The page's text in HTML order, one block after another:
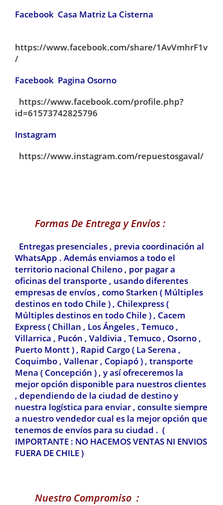
Facebook Casa Matriz La Cisterna
https://www.facebook.com/share/1AvVmhrF1v
/
Facebook Pagina Osorno
https://www.facebook.com/profile.php?
id=61573742825796
Instagram
https://www.instagram.com/repuestosgaval/
Formas De Entrega y Envíos :
Entregas presenciales , previa coordinación al
WhatsApp . Además enviamos a todo el
territorio nacional Chileno , por pagar a
oficinas del transporte , usando diferentes
empresas de envíos , como Starken ( Múltiples
destinos en todo Chile ) , Chilexpress(
Múltiples destinos en todo Chile ) , Cacem
Express ( Chillan , Los Ángeles , Temuco ,
Villarrica , Pucón , Valdivia , Temuco , Osorno ,
Puerto Montt ) , Rapid Cargo ( La Serena ,
Coquimbo , Vallenar , Copiapó ) , transporte
Mena ( Concepción ) , y así ofreceremos la
mejor opción disponible para nuestros clientes
, dependiendo de la ciudad de destino y
nuestra logística para enviar , consulte siempre
a nuestro vendedor cual es la mejor opción que
tenemos de envíos para su ciudad . (
IMPORTANTE : NO HACEMOS VENTAS NI ENVIOS
FUERA DE CHILE )
Nuestro Compromiso :